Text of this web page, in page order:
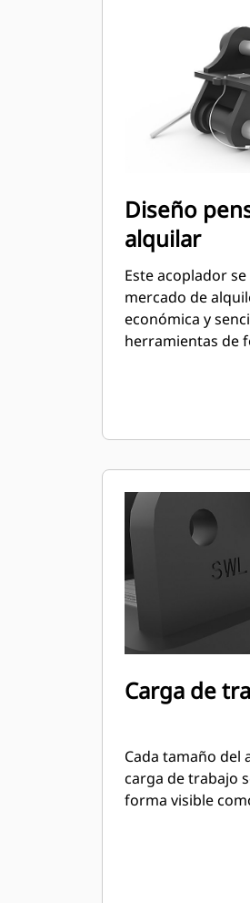
Diseño
alquilar
Este acoplador
mercado de
económica y
herramientas de
Carga de
Cada tamaño del
carga de trabajo
forma visible